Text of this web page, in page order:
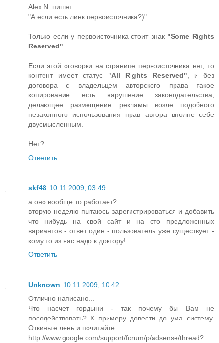
Alex N. пишет...
"А если есть линк первоисточника?)"
Только если у первоисточника стоит знак "Some Rights
Reserved"
Если этой оговорки на странице первоисточника нет, то
контент имеет статус "All Rights Reserved" , и без
договора с владельцем авторского права такое
копирование есть нарушение законодательства,
делающее размещение рекламы возле подобного
незаконного использования прав автора вполне себе
двусмысленным.
Нет?
Ответить
skf48 10.11.2009, 03:49
а оно вообще то работает?
вторую неделю пытаюсь зарегистрироваться и добавить
что нибудь на свой сайт и на сто предложенных
вариантов - ответ один - пользователь уже существует -
кому то из нас надо к доктору!...
Ответить
Unknown 10.11.2009, 10:42
Отлично написано...
Что насчет гордыни - так почему бы Вам не
посодействовать? К примеру довести до ума систему.
Откиньте лень и почитайте...
http://www.google.com/support/forum/p/adsense/thread?